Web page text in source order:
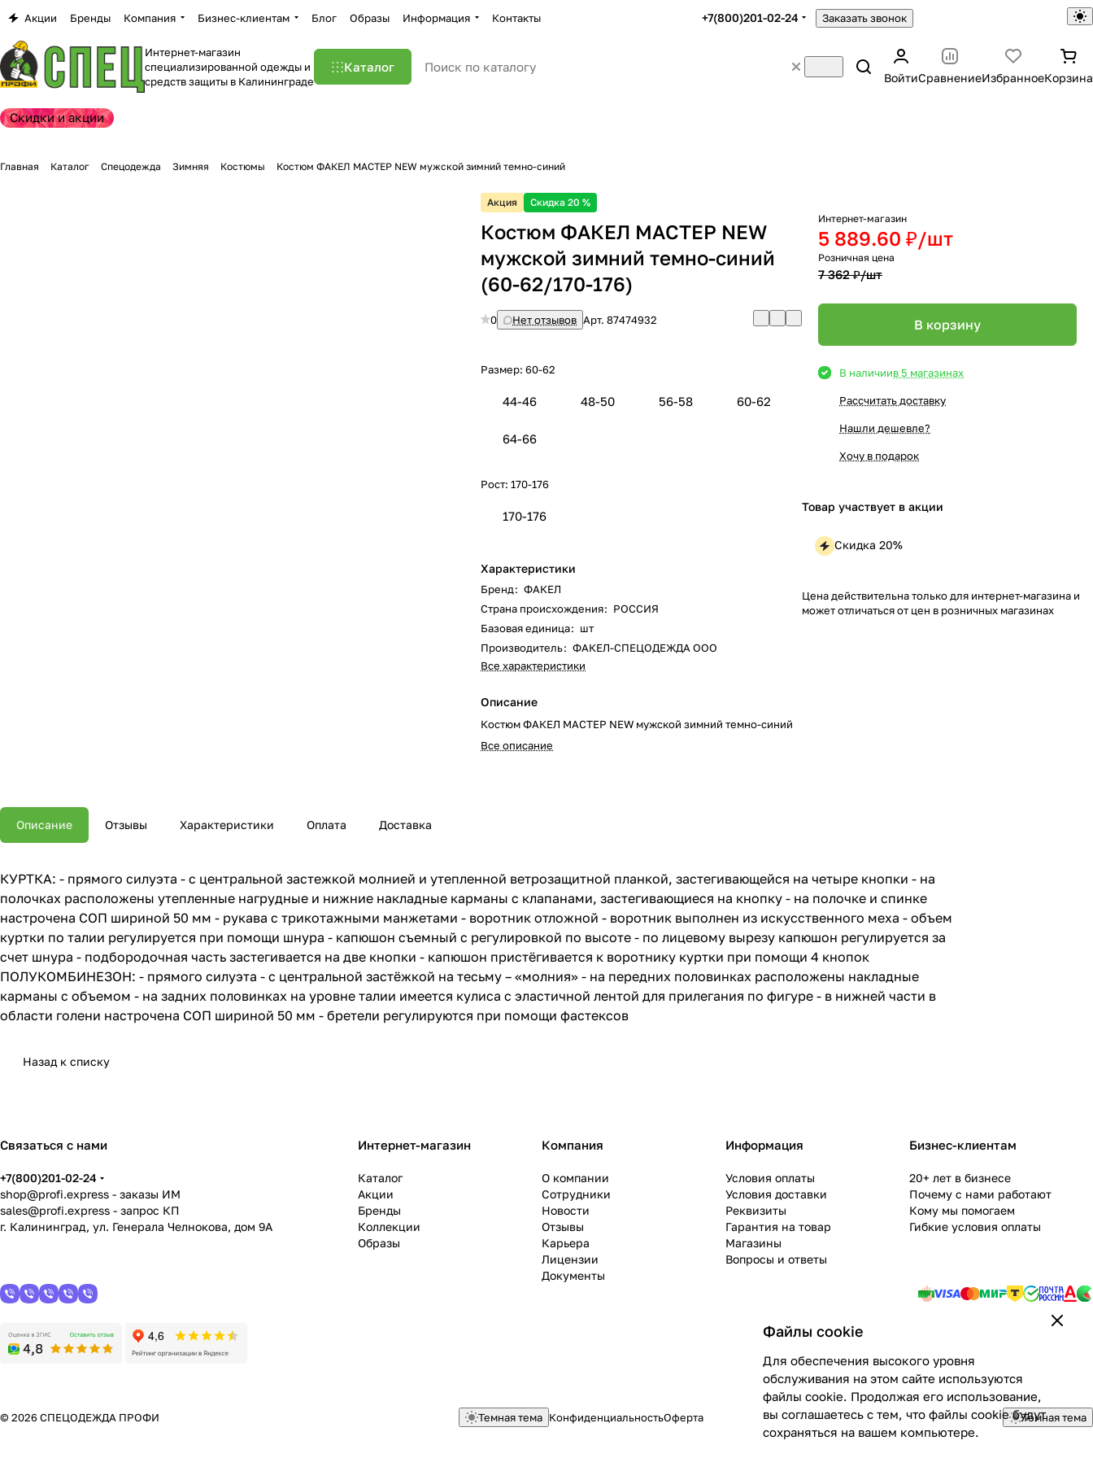
Акции Бренды Компания Бизнес-клиентам Блог Образы Информация Контакты +7(800)201-02-24 Заказать звонок
Интернет-магазин
специализированной одежды и
средств защиты в Калининграде
Каталог
ВойтиСравнениеИзбранноеКорзина
Скидки и акции
Главная Каталог Спецодежда Зимняя Костюмы Костюм ФАКЕЛ МАСТЕР NEW мужской зимний темно-синий
Акция Скидка 20 %
Костюм ФАКЕЛ МАСТЕР NEW
мужской зимний темно-синий
(60-62/170-176)
0 Нет отзывов Арт.87474932
Размер:60-62
44-46 48-50 56-58 60-62
64-66
Рост:170-176
170-176
Характеристики
Бренд: ФАКЕЛ
Страна происхождения: РОССИЯ
Базовая единица: шт
Производитель: ФАКЕЛ-СПЕЦОДЕЖДА ООО
Все характеристики
Описание
Костюм ФАКЕЛ МАСТЕР NEW мужской зимний темно-синий
Все описание
Интернет-магазин
5 889.60 ₽/шт
Розничная цена
7 362 ₽/шт
В корзину
В наличиив 5 магазинах
Рассчитать доставку
Нашли дешевле?
Хочу в подарок
Товар участвует в акции
Скидка 20%
Цена действительна только для интернет-магазина и
может отличаться от цен в розничных магазинах
Описание Отзывы Характеристики Оплата Доставка
КУРТКА: - прямого силуэта - с центральной застежкой молнией и утепленной ветрозащитной планкой, застегивающейся на четыре кнопки - на
полочках расположены утепленные нагрудные и нижние накладные карманы с клапанами, застегивающиеся на кнопку - на полочке и спинке
настрочена СОП шириной 50 мм - рукава с трикотажными манжетами - воротник отложной - воротник выполнен из искусственного меха - объем
куртки по талии регулируется при помощи шнура - капюшон съемный с регулировкой по высоте - по лицевому вырезу капюшон регулируется за
счет шнура - подбородочная часть застегивается на две кнопки - капюшон пристёгивается к воротнику куртки при помощи 4 кнопок
ПОЛУКОМБИНЕЗОН: - прямого силуэта - с центральной застёжкой на тесьму – «молния» - на передних половинках расположены накладные
карманы с объемом - на задних половинках на уровне талии имеется кулиса с эластичной лентой для прилегания по фигуре - в нижней части в
области голени настрочена СОП шириной 50 мм - бретели регулируются при помощи фастексов
Назад к списку
Связаться с нами
+7(800)201-02-24
shop@profi.express - заказы ИМ
sales@profi.express - запрос КП
г. Калининград, ул. Генерала Челнокова, дом 9A
Интернет-магазин
Каталог
Акции
Бренды
Коллекции
Образы
Компания
О компании
Сотрудники
Новости
Отзывы
Карьера
Лицензии
Документы
Информация
Условия оплаты
Условия доставки
Реквизиты
Гарантия на товар
Магазины
Вопросы и ответы
Бизнес-клиентам
20+ лет в бизнесе
Почему с нами работают
Кому мы помогаем
Гибкие условия оплаты
© 2026 СПЕЦОДЕЖДА ПРОФИ Темная тема КонфиденциальностьОферта Темная тема
Файлы cookie
Для обеспечения высокого уровня
обслуживания на этом сайте используются
файлы cookie. Продолжая его использование,
вы соглашаетесь с тем, что файлы cookie будут
сохраняться на вашем компьютере.